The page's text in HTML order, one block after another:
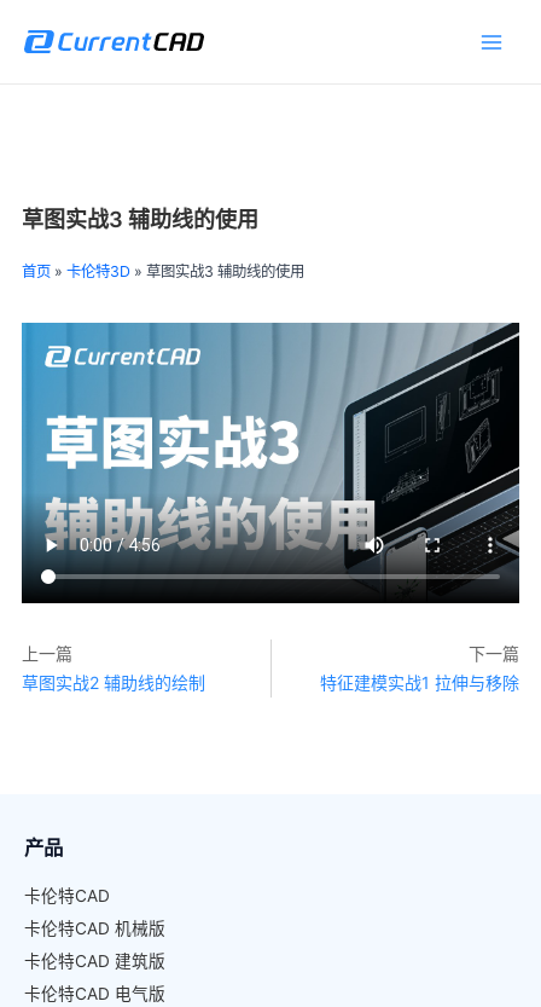
草图实战3 辅助线的使用
首页» 卡伦特3D» 草图实战3 辅助线的使用
上一篇
草图实战2 辅助线的绘制
下一篇
特征建模实战1 拉伸与移除
产品
卡伦特CAD
卡伦特CAD 机械版
卡伦特CAD 建筑版
卡伦特CAD 电气版